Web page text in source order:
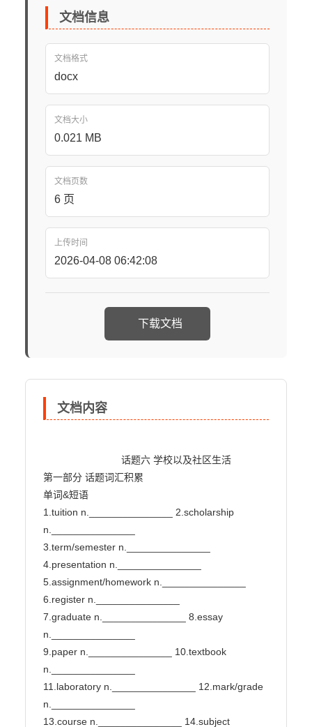
文档信息
文档格式
docx
文档大小
0.021 MB
文档页数
6 页
上传时间
2026-04-08 06:42:08
下载文档
文档内容